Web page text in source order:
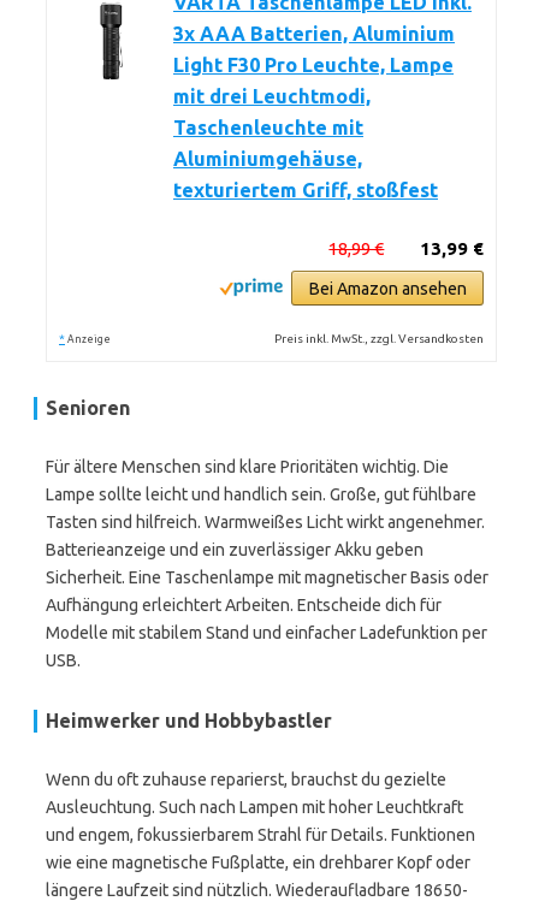
3x AAA Batterien, Aluminium
Light F30 Pro Leuchte, Lampe
mit drei Leuchtmodi,
Taschenleuchte mit
Aluminiumgehäuse,
texturiertem Griff, stoßfest
13,99 €
18,99 €
Bei Amazon ansehen
* Anzeige Preis inkl. MwSt., zzgl. Versandkosten
Senioren
Für ältere Menschen sind klare Prioritäten wichtig. Die
Lampe sollte leicht und handlich sein. Große, gut fühlbare
Tasten sind hilfreich. Warmweißes Licht wirkt angenehmer.
Batterieanzeige und ein zuverlässiger Akku geben
Sicherheit. Eine Taschenlampe mit magnetischer Basis oder
Aufhängung erleichtert Arbeiten. Entscheide dich für
Modelle mit stabilem Stand und einfacher Ladefunktion per
USB.
Heimwerker und Hobbybastler
Wenn du oft zuhause reparierst, brauchst du gezielte
Ausleuchtung. Such nach Lampen mit hoher Leuchtkraft
und engem, fokussierbarem Strahl für Details. Funktionen
wie eine magnetische Fußplatte, ein drehbarer Kopf oder
längere Laufzeit sind nützlich. Wiederaufladbare 18650-